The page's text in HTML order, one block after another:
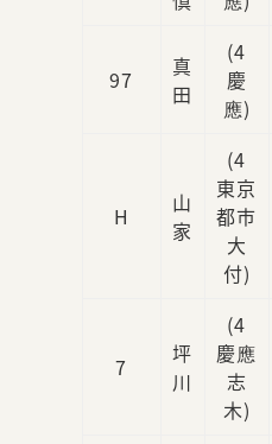
97
真
田
(4
慶
應)
H
山
家
(4
東京
都市
大
付)
7
坪
川
(4
慶應
志
木)